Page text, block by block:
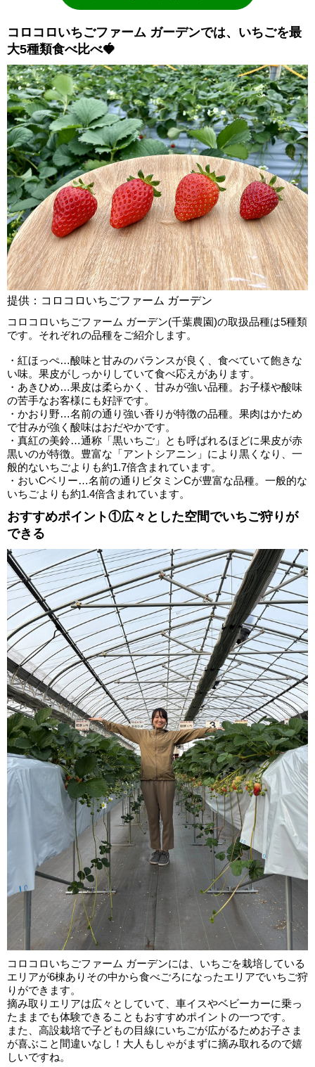
コロコロいちごファーム ガーデンでは、いちごを最
大5種類食べ比べ🍓
提供：コロコロいちごファーム ガーデン
コロコロいちごファーム ガーデン(千葉農園)の取扱品種は5種類
です。それぞれの品種をご紹介します。
・紅ほっぺ…酸味と甘みのバランスが良く、食べていて飽きな
い味。果皮がしっかりしていて食べ応えがあります。
・あきひめ…果皮は柔らかく、甘みが強い品種。お子様や酸味
の苦手なお客様にも好評です。
・かおり野…名前の通り強い香りが特徴の品種。果肉はかため
で甘みが強く酸味はおだやかです。
・真紅の美鈴…通称「黒いちご」とも呼ばれるほどに果皮が赤
黒いのが特徴。豊富な「アントシアニン」により黒くなり、一
般的ないちごよりも約1.7倍含まれています。
・おいCベリー…名前の通りビタミンCが豊富な品種。一般的な
いちごよりも約1.4倍含まれています。
おすすめポイント①広々とした空間でいちご狩りが
できる
コロコロいちごファーム ガーデンには、いちごを栽培している
エリアが6棟ありその中から食べごろになったエリアでいちご狩
りができます。
摘み取りエリアは広々としていて、車イスやベビーカーに乗っ
たままでも体験できることもおすすめポイントの一つです。
また、高設栽培で子どもの目線にいちごが広がるためお子さま
が喜ぶこと間違いなし！大人もしゃがまずに摘み取れるので嬉
しいですね。